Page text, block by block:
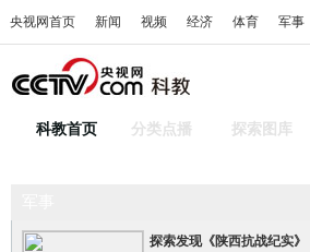
央视网首页 新闻 视频 经济 体育 军事
科教首页 分类点播 探索图库
探索发现《陕西抗战纪实》